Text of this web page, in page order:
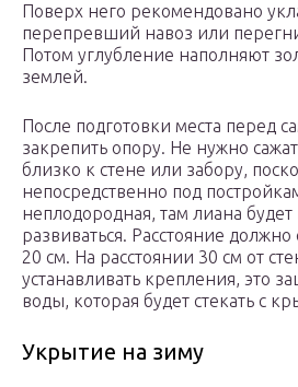
Поверх него рекомендовано
перепревший навоз или
Потом углубление наполняют
землей.
После подготовки места перед
закрепить опору. Не нужно
близко к стене или забору,
непосредственно под
неплодородная, там лиана будет
развиваться. Расстояние должно
20 см. На расстоянии 30 см от
устанавливать крепления, это
воды, которая будет стекать с
Укрытие на зиму